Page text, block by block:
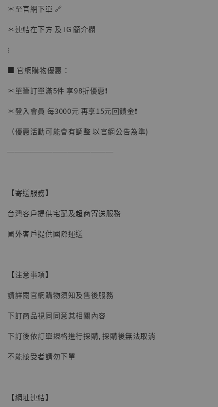
子彈飛 鵝城縣長 張麻子 [BK01]
NT$ 4,980
＊至官網下單 🔗
＊連結在下方 及 IG 簡介欄
⁝
■ 官網購物優惠：
＊單筆訂單滿5件 享98折優惠❗️
＊登入會員 每3000元 再享15元回饋金❗️
（優惠活動可能會有調整 以官網公告為準)
──────────────
【寄送服務】
台灣客戶提供宅配及超商寄送服務
國外客戶提供國際運送
【注意事項】
請詳閱官網購物須知及售後服務
下訂商品視同同意其相關內容
下訂後依訂單規格進行採購, 採購後無法取消
不能接受者請勿下單
【網址連結】